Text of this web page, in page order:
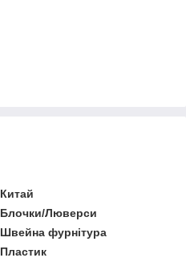
Китай
Блочки/Люверси
Швейна фурнітура
Пластик